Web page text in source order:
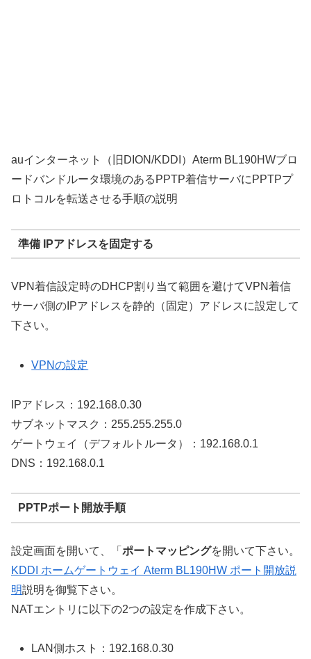
auインターネット（旧DION/KDDI）Aterm BL190HWブロ
ードバンドルータ環境のあるPPTP着信サーバにPPTPプ
ロトコルを転送させる手順の説明
準備 IPアドレスを固定する
VPN着信設定時のDHCP割り当て範囲を避けてVPN着信
サーバ側のIPアドレスを静的（固定）アドレスに設定して
下さい。
VPNの設定
IPアドレス：192.168.0.30
サブネットマスク：255.255.255.0
ゲートウェイ（デフォルトルータ）：192.168.0.1
DNS：192.168.0.1
PPTPポート開放手順
設定画面を開いて、「 ポートマッピングを開いて下さい。
KDDI ホームゲートウェイ Aterm BL190HW ポート開放説
明説明を御覧下さい。
NATエントリに以下の2つの設定を作成下さい。
LAN側ホスト：192.168.0.30